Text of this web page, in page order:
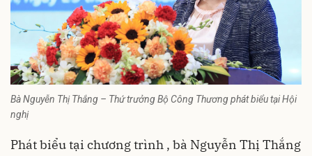
Bà Nguyễn Thị Thắng – Thứ trưởng Bộ Công Thương phát biểu tại Hội
nghị
Phát biểu tại chương trình , bà Nguyễn Thị Thắng